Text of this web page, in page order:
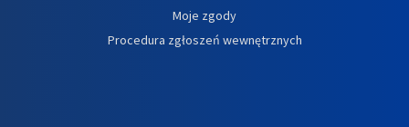
Moje zgody
Procedura zgłoszeń wewnętrznych